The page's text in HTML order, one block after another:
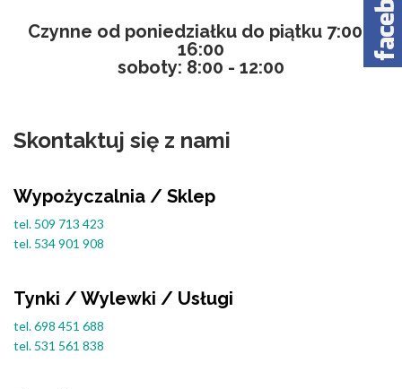
Czynne od poniedziałku do piątku 7:00 -
16:00
soboty: 8:00 - 12:00
Skontaktuj się z nami
Wypożyczalnia / Sklep
tel. 509 713 423
tel. 534 901 908
Tynki / Wylewki / Usługi
tel. 698 451 688
tel. 531 561 838